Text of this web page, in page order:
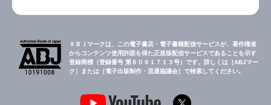
ＡＢＪマークは、この電子書店・電子書籍配信サービスが、著作権者
からコンテンツ使用許諾を得た正規版配信サービスであることを示す
登録商標（登録番号 第６０９１７１３号）です。詳しくは［ABJマー
ク］または［電子出版制作・流通協議会］で検索してください。